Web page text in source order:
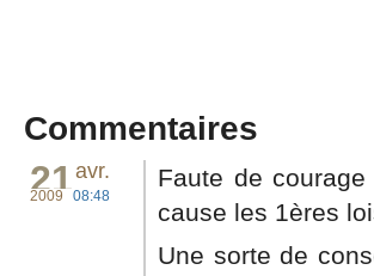
Commentaires
21avr.
2009 08:48
Faute de
cause les 1ères
Une sorte de